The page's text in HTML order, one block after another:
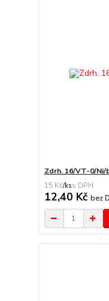
Zdrh. 16/VT-0/Ni/
15 Kč/ks
12,40 Kč bez